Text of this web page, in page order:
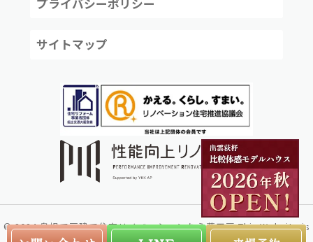
サイトマップ
©2024 島根で戸建て住宅リノベーションなら夢工房 This Website is
created by株式会社リコネクト